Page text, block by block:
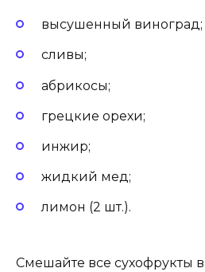
высушенный виноград;
сливы;
абрикосы;
грецкие орехи;
инжир;
жидкий мед;
лимон (2 шт.).
Смешайте все сухофрукты